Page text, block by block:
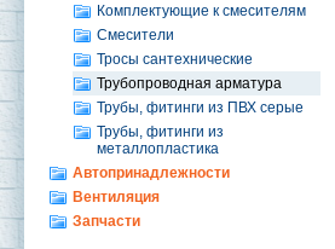
Комплектующие к смесителям
Смесители
Тросы сантехнические
Трубопроводная арматура
Трубы, фитинги из ПВХ серые
Трубы, фитинги из
металлопластика
Автопринадлежности
Вентиляция
Запчасти